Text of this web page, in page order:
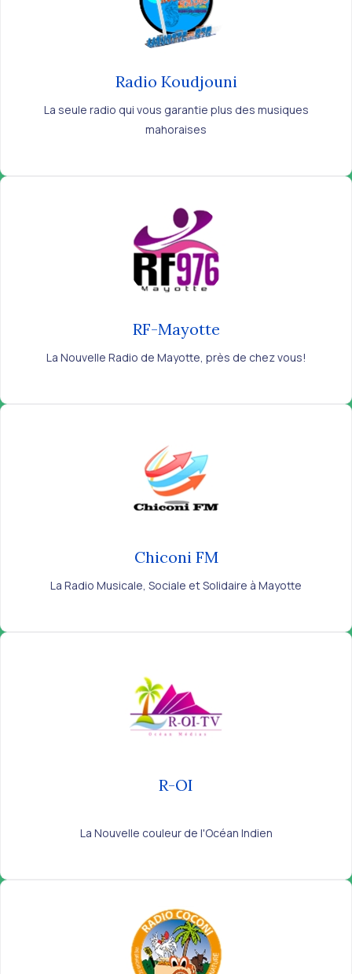
Radio Koudjouni
La seule radio qui vous garantie plus des musiques
mahoraises
RF-Mayotte
La Nouvelle Radio de Mayotte, près de chez vous!
Chiconi FM
La Radio Musicale, Sociale et Solidaire à Mayotte
R-OI
La Nouvelle couleur de l'Océan Indien